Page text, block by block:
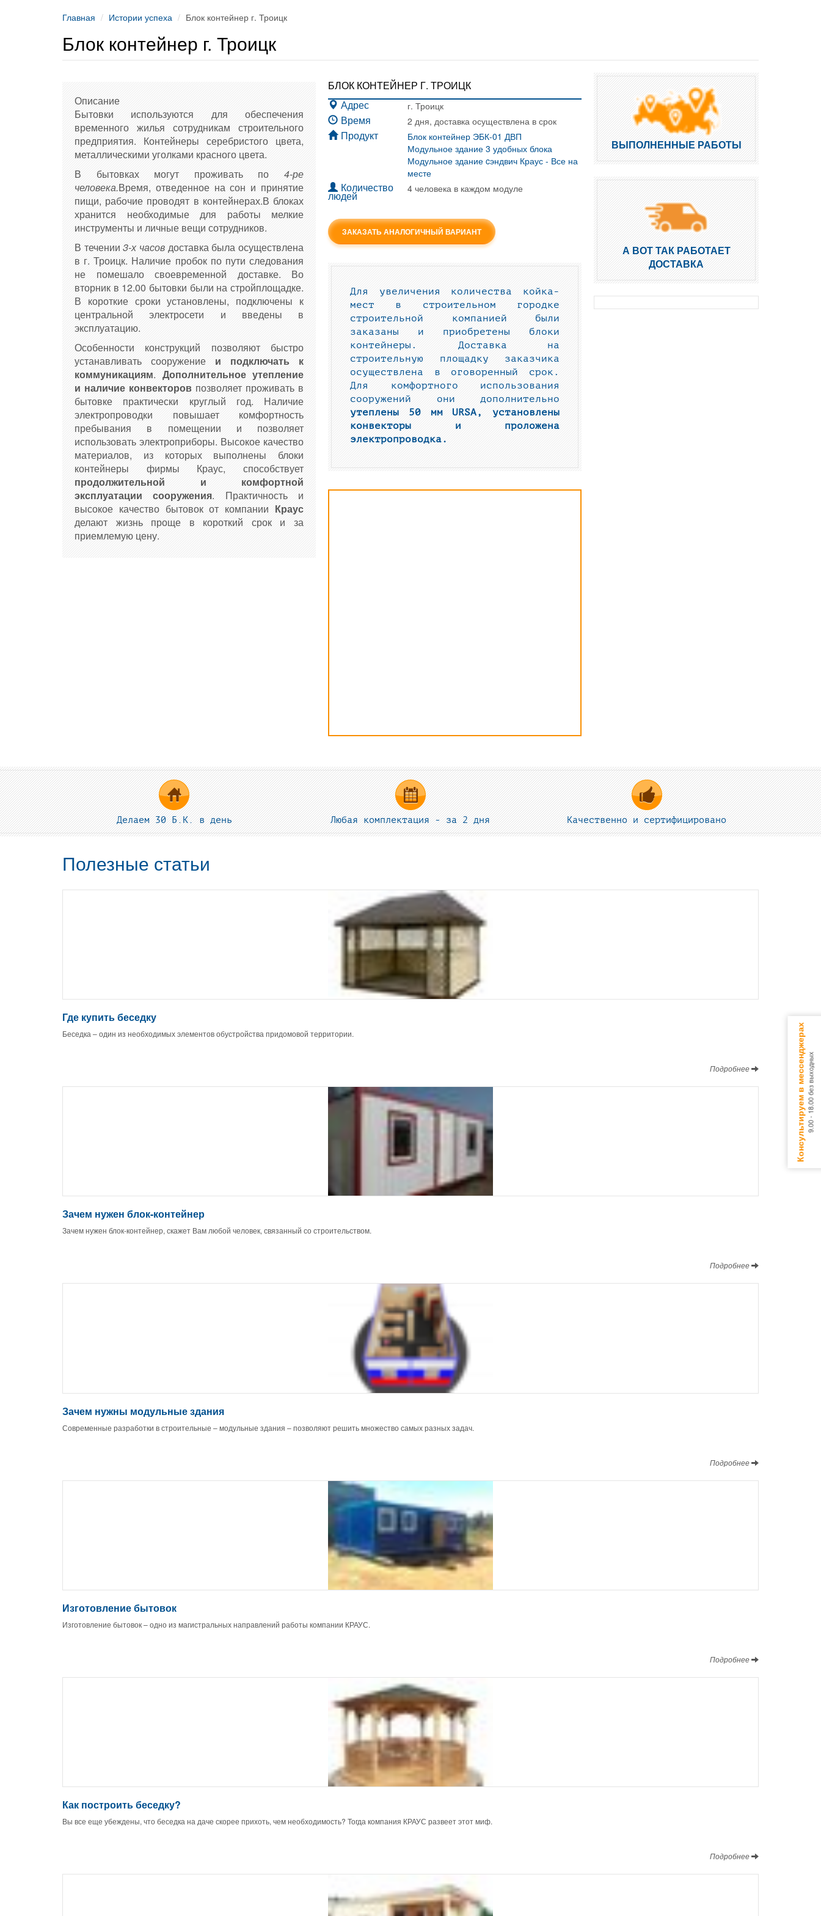
Консультируем в мессенджерах9.00 - 18.00 без выходных
Главная Истории успеха Блок контейнер г. Троицк
Блок контейнер г. Троицк
Описание
Бытовки используются для обеспечения
временного жилья сотрудникам строительного
предприятия. Контейнеры серебристого цвета,
металлическими уголками красного цвета.
В бытовках могут проживать по 4-ре
человека.Время, отведенное на сон и принятие
пищи, рабочие проводят в контейнерах.В блоках
хранится необходимые для работы мелкие
инструменты и личные вещи сотрудников.
В течении3-х часов доставка была осуществлена
в г. Троицк. Наличие пробок по пути следования
не помешало своевременной доставке. Во
вторник в 12.00 бытовки были на стройплощадке.
В короткие сроки установлены, подключены к
центральной электросети и введены в
эксплуатацию.
Особенности конструкций позволяют быстро
устанавливать сооружение и подключать к
коммуникациям. Дополнительное утепление
и наличие конвекторов позволяет проживать в
бытовке практически круглый год. Наличие
электропроводки повышает комфортность
пребывания в помещении и позволяет
использовать электроприборы. Высокое качество
материалов, из которых выполнены блоки
контейнеры фирмы Краус, способствует
продолжительной и комфортной
эксплуатации сооружения. Практичность и
высокое качество бытовок от компании Краус
делают жизнь проще в короткий срок и за
приемлемую цену.
БЛОК КОНТЕЙНЕР Г. ТРОИЦК
Адрес г. Троицк
Время 2 дня, доставка осуществлена в срок
Продукт
Блок контейнер ЭБК-01 ДВП
Модульное здание 3 удобных блока
Модульное здание cэндвич Краус - Все на
месте
Количество
людей
4 человека в каждом модуле
ЗАКАЗАТЬ АНАЛОГИЧНЫЙ ВАРИАНТ
Для увеличения количества койка-
мест в строительном городке
строительной компанией были
заказаны и приобретены блоки
контейнеры. Доставка на
строительную площадку заказчика
осуществлена в оговоренный срок.
Для комфортного использования
сооружений они дополнительно
утеплены 50 мм URSA, установлены
конвекторы и проложена
электропроводка.
ВЫПОЛНЕННЫЕ РАБОТЫ
А ВОТ ТАК РАБОТАЕТ
ДОСТАВКА
Делаем 30 Б.К. в день Любая комплектация - за 2 дня Качественно и сертифицировано
Полезные статьи
Где купить беседку
Беседка – один из необходимых элементов обустройства придомовой территории.
Подробнее
Зачем нужен блок-контейнер
Зачем нужен блок-контейнер, скажет Вам любой человек, связанный со строительством.
Подробнее
Зачем нужны модульные здания
Современные разработки в строительные – модульные здания – позволяют решить множество самых разных задач.
Подробнее
Изготовление бытовок
Изготовление бытовок – одно из магистральных направлений работы компании КРАУС.
Подробнее
Как построить беседку?
Вы все еще убеждены, что беседка на даче скорее прихоть, чем необходимость? Тогда компания КРАУС развеет этот миф.
Подробнее